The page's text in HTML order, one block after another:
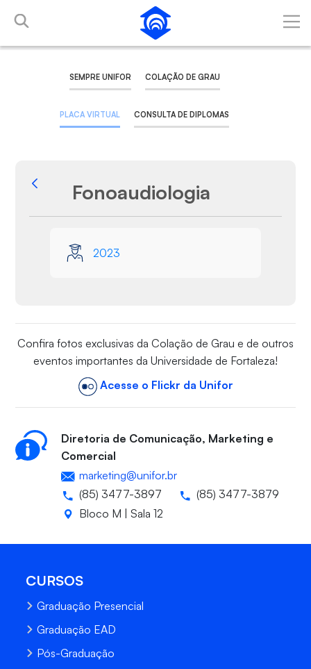
Pular para o Conteúdo principal
SEMPRE UNIFOR COLAÇÃO DE GRAU
PLACA VIRTUAL CONSULTA DE DIPLOMAS
Voltar
Fonoaudiologia
2023
Confira fotos exclusivas da Colação de Grau e de outros
eventos importantes da Universidade de Fortaleza!
Acesse o Flickr da Unifor
Diretoria de Comunicação, Marketing e
Comercial
marketing@unifor.br
(85) 3477-3897
(85) 3477-3879
Bloco M | Sala 12
CURSOS
Graduação Presencial
Graduação EAD
Pós-Graduação